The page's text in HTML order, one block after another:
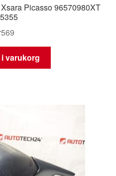
Picasso 96570980XT
569
varukorg